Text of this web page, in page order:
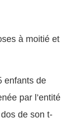
à moitié et
enfants de
par l’entité
de son t-